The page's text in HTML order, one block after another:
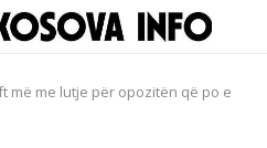
më me lutje për opozitën që po e